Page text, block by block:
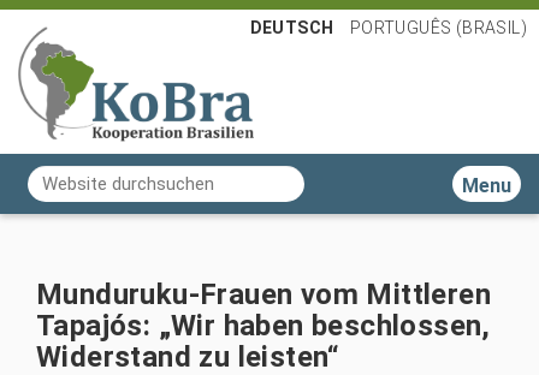
Website durchsuchen
Erweiterte Suche…
DEUTSCH PORTUGUÊS (BRASIL)
Toggle
Munduruku-Frauen vom Mittleren
Tapajós: „Wir haben beschlossen,
Widerstand zu leisten“